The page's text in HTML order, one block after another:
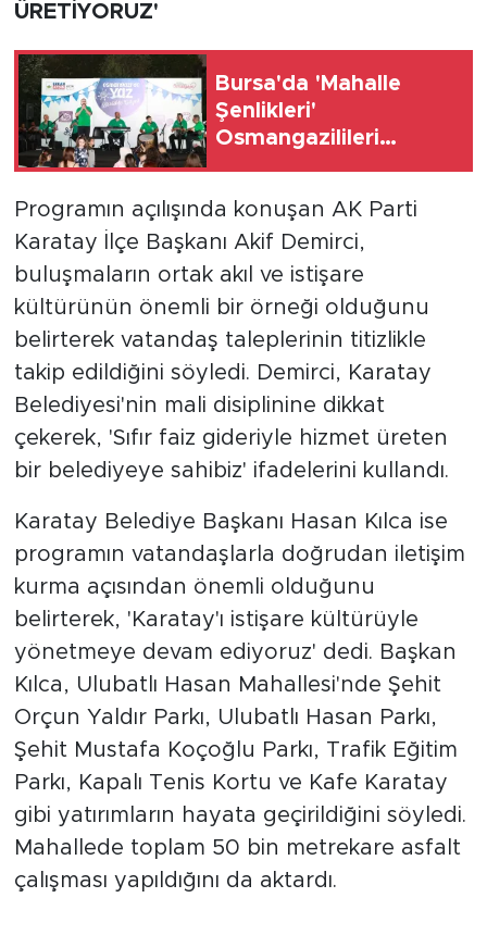
ÜRETİYORUZ'
Bursa'da 'Mahalle
Şenlikleri'
Osmangazilileri
Programın açılışında konuşan AK Parti
Karatay İlçe Başkanı Akif Demirci,
buluşmaların ortak akıl ve istişare
kültürünün önemli bir örneği olduğunu
belirterek vatandaş taleplerinin titizlikle
takip edildiğini söyledi. Demirci, Karatay
Belediyesi'nin mali disiplinine dikkat
çekerek, 'Sıfır faiz gideriyle hizmet üreten
bir belediyeye sahibiz' ifadelerini kullandı.
Karatay Belediye Başkanı Hasan Kılca ise
programın vatandaşlarla doğrudan iletişim
kurma açısından önemli olduğunu
belirterek, 'Karatay'ı istişare kültürüyle
yönetmeye devam ediyoruz' dedi. Başkan
Kılca, Ulubatlı Hasan Mahallesi'nde Şehit
Orçun Yaldır Parkı, Ulubatlı Hasan Parkı,
Şehit Mustafa Koçoğlu Parkı, Trafik Eğitim
Parkı, Kapalı Tenis Kortu ve Kafe Karatay
gibi yatırımların hayata geçirildiğini söyledi.
Mahallede toplam 50 bin metrekare asfalt
çalışması yapıldığını da aktardı.